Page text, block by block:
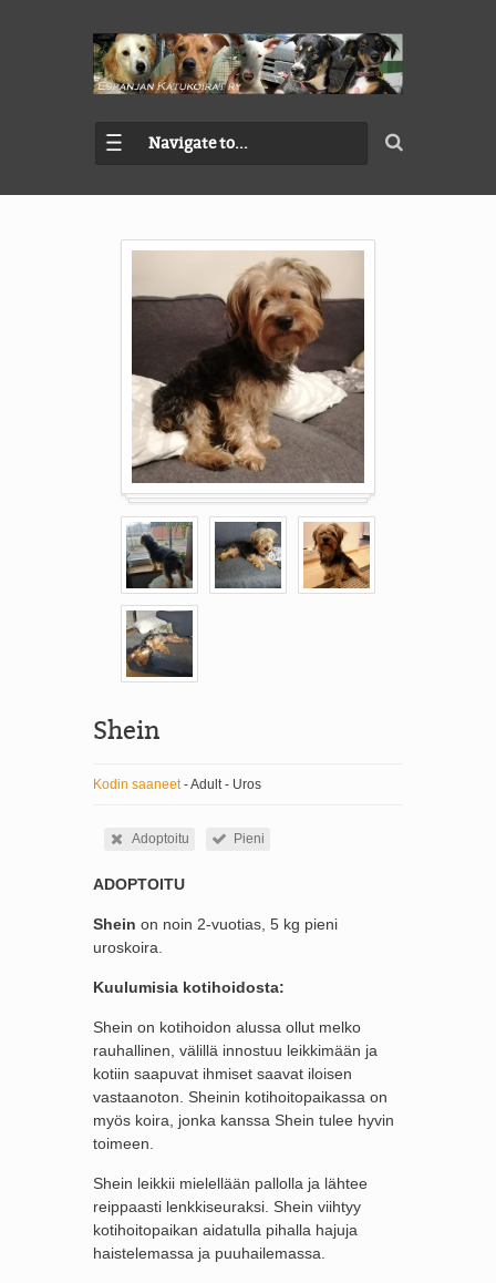
Navigate to...
Shein
Kodin saaneet- Adult - Uros
Adoptoitu Pieni
ADOPTOITU
Shein on noin 2-vuotias, 5 kg pieni
uroskoira.
Kuulumisia kotihoidosta:
Shein on kotihoidon alussa ollut melko
rauhallinen, välillä innostuu leikkimään ja
kotiin saapuvat ihmiset saavat iloisen
vastaanoton. Sheinin kotihoitopaikassa on
myös koira, jonka kanssa Shein tulee hyvin
toimeen.
Shein leikkii mielellään pallolla ja lähtee
reippaasti lenkkiseuraksi. Shein viihtyy
kotihoitopaikan aidatulla pihalla hajuja
haistelemassa ja puuhailemassa.